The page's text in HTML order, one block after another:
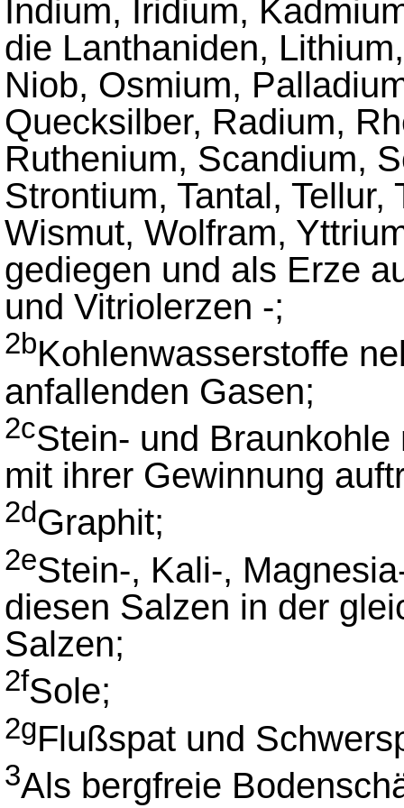
Indium, Iridium,
die Lanthaniden,
Niob, Osmium,
Quecksilber, Radium,
Ruthenium, Scandium,
Strontium, Tantal,
Wismut, Wolfram,
gediegen und als Erze
und Vitriolerzen -;
2bKohlenwasserstoffe
anfallenden Gasen;
2cStein- und
mit ihrer Gewinnung
2dGraphit;
2eStein-, Kali-,
diesen Salzen in der
Salzen;
2fSole;
2gFlußspat und
3Als bergfreie